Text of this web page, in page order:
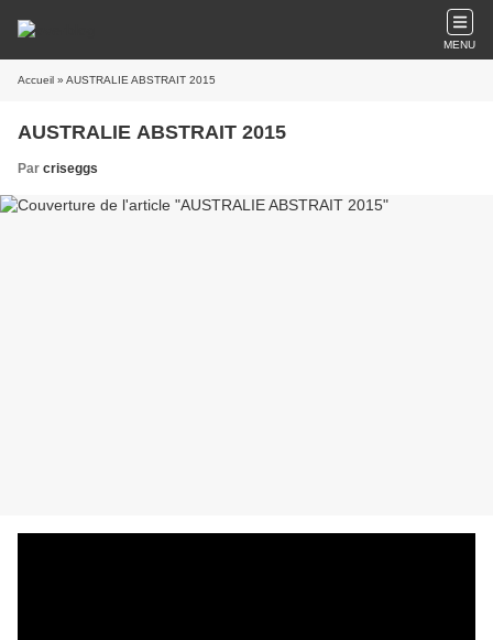
MENU
Accueil » AUSTRALIE ABSTRAIT 2015
AUSTRALIE ABSTRAIT 2015
Par criseggs